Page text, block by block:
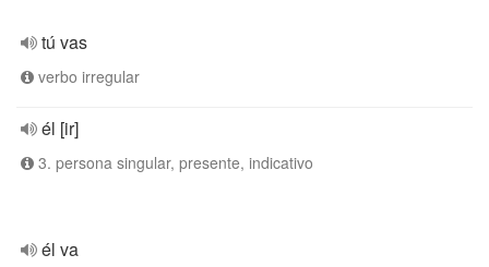
tú vas
verbo irregular
él [ir]
3. persona singular, presente, indicativo
él va